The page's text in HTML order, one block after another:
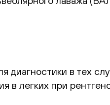
в тех
в легких при